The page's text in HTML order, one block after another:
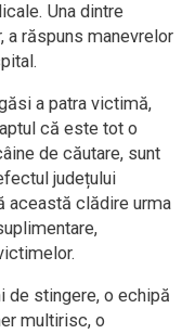
Una dintre
răspuns manevrelor
a patra victimă,
că este tot o
de căutare, sunt
județului
această clădire urma
de stingere, o echipă
multirisc, o